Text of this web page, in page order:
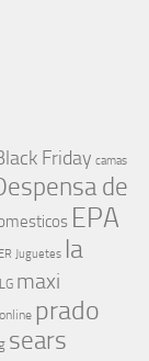
Friday camas
de
EPA
Juguetes la
LG maxi
online prado
sears